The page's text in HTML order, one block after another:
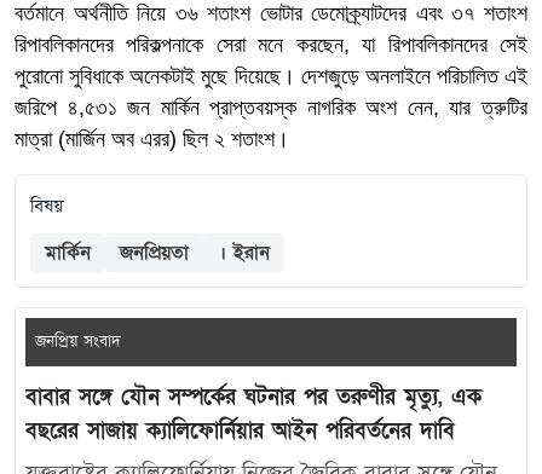
বর্তমানে অর্থনীতি নিয়ে ৩৬ শতাংশ ভোটার ডেমোক্র্যাটদের এবং ৩৭ শতাংশ
রিপাবলিকানদের পরিকল্পনাকে সেরা মনে করছেন, যা রিপাবলিকানদের সেই
পুরোনো সুবিধাকে অনেকটাই মুছে দিয়েছে। দেশজুড়ে অনলাইনে পরিচালিত এই
জরিপে ৪,৫৩১ জন মার্কিন প্রাপ্তবয়স্ক নাগরিক অংশ নেন, যার ত্রুটির
মাত্রা (মার্জিন অব এরর) ছিল ২ শতাংশ।
বিষয়
মার্কিন জনপ্রিয়তা । ইরান
জনপ্রিয় সংবাদ
বাবার সঙ্গে যৌন সম্পর্কের ঘটনার পর তরুণীর মৃত্যু, এক
বছরের সাজায় ক্যালিফোর্নিয়ার আইন পরিবর্তনের দাবি